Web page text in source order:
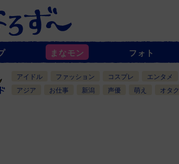
まなモン フォト
アイドル ファッション コスプレ エンタメ
アジア
お仕事 新潟 声優 萌え オタク